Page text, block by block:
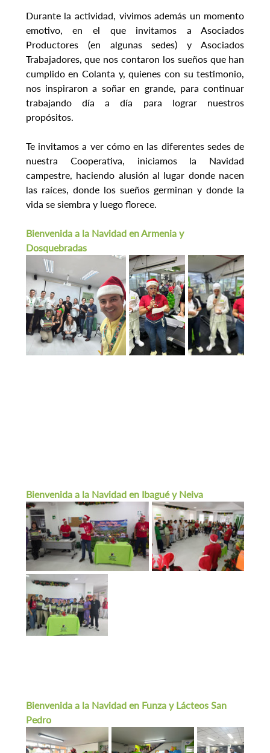
Durante la actividad, vivimos además un momento
emotivo, en el que invitamos a Asociados
Productores (en algunas sedes) y Asociados
Trabajadores, que nos contaron los sueños que han
cumplido en Colanta y, quienes con su testimonio,
nos inspiraron a soñar en grande, para continuar
trabajando día a día para lograr nuestros
propósitos.
Te invitamos a ver cómo en las diferentes sedes de
nuestra Cooperativa, iniciamos la Navidad
campestre, haciendo alusión al lugar donde nacen
las raíces, donde los sueños germinan y donde la
vida se siembra y luego florece.
Bienvenida a la Navidad en Armenia y
Dosquebradas
Bienvenida a la Navidad en Ibagué y Neiva
Bienvenida a la Navidad en Funza y Lácteos San
Pedro